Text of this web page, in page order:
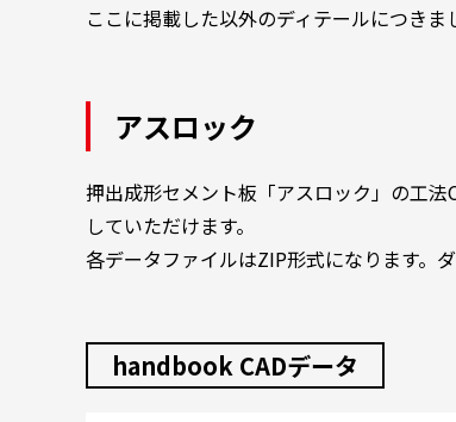
ここに掲載した以外のディテールにつきま
アスロック
押出成形セメント板「アスロック」の工法
していただけます。
各データファイルはZIP形式になります。
handbook CADデータ